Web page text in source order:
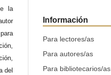
la
del
Información
Para lectores/as
Para autores/as
Para bibliotecarios/as